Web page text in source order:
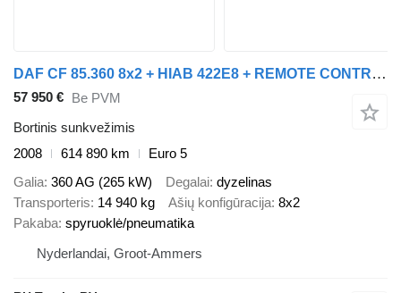
DAF CF 85.360 8x2 + HIAB 422E8 + REMOTE CONTROL
57 950 € Be PVM
Bortinis sunkvežimis
2008
614 890 km
Euro 5
Galia 360 AG (265 kW) Degalai dyzelinas
Transporteris 14 940 kg Ašių konfigūracija 8x2
Pakaba spyruoklė/pneumatika
Nyderlandai, Groot-Ammers